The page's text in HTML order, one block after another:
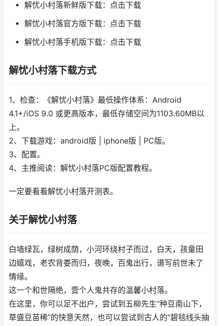
解忧小村落新鲜版下载：点击下载
解忧小村落官方版下载：点击下载
解忧小村落手机版下载：点击下载
解忧小村落下载方式
1、检查：《解忧小村落》最低操作体系：Android
4.1+/iOS 9.0 或更高版本，最低存储空间为1103.60MB以
上。
2、下载游戏：android版 | iphone版 | PC版。
3、配置。
4、主推阅读：解忧小村落PC版配置教程。
一定要看看解忧小村落开测表。
关于解忧小村落
白墙绿瓦，绿树成荫，小河环绕村子而过，白天，孩童田
边嬉戏，老农背娄而归，夜晚，百鬼出行，谱写前世未了
情缘。
这一个和世隔绝，壹个人鬼共存的温馨小村落。
在这里，你可以足不出户，尝试到五柳先生“种豆南山下，
草盛豆苗稀”的快意天然，也可以尝试到古人的“碧毯线头抽